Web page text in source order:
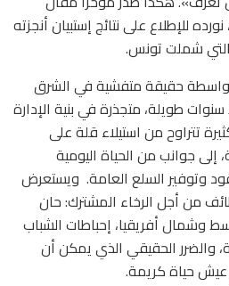
للإطلاع على نتائج إستبيان أنجزته
شملت تونس.
حقيقة متفشية في الشرق
طويلة، متجذرة في بنية الإدارة
تتراوح من استيلاء قلة على
إلى جوانب من الحياة اليومية
وتوفير السلع العامة. ويستعرض
من أجل الرخاء المشترك: حان
وشمال أفريقيا، إحباطات الشباب
والضرر الحقيقي الذي يمكن أن
حياة كريمة.